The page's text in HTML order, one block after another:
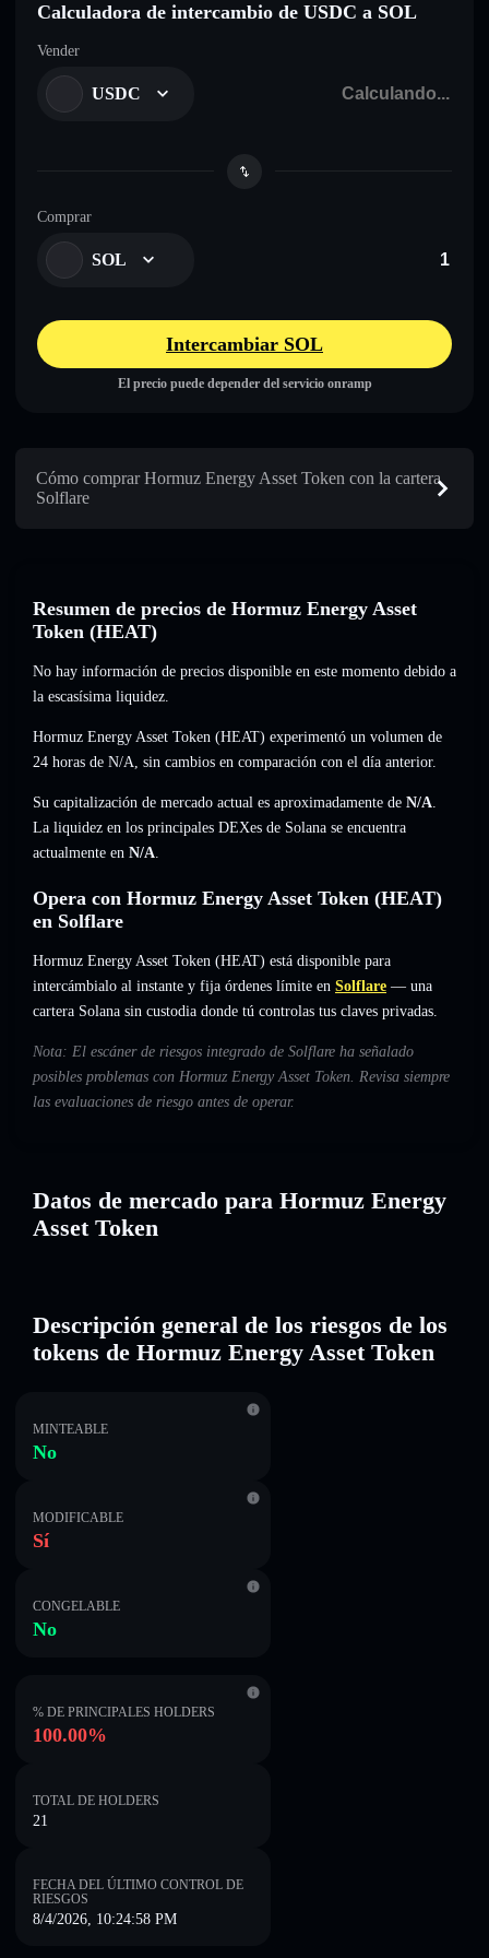
Calculadora de intercambio de USDC a SOL
Vender
USDC
Comprar
SOL
Intercambiar SOL
El precio puede depender del servicio onramp
Cómo comprar Hormuz Energy Asset Token con la cartera
Solflare
Resumen de precios de Hormuz Energy Asset
Token (HEAT)
No hay información de precios disponible en este momento debido a
la escasísima liquidez.
Hormuz Energy Asset Token (HEAT) experimentó un volumen de
24 horas de N/A, sin cambios en comparación con el día anterior.
Su capitalización de mercado actual es aproximadamente de N/A.
La liquidez en los principales DEXes de Solana se encuentra
actualmente en N/A.
Opera con Hormuz Energy Asset Token (HEAT)
en Solflare
Hormuz Energy Asset Token (HEAT) está disponible para
intercámbialo al instante y fija órdenes límite en Solflare — una
cartera Solana sin custodia donde tú controlas tus claves privadas.
Nota: El escáner de riesgos integrado de Solflare ha señalado
posibles problemas con Hormuz Energy Asset Token. Revisa siempre
las evaluaciones de riesgo antes de operar.
Datos de mercado para Hormuz Energy
Asset Token
Descripción general de los riesgos de los
tokens de Hormuz Energy Asset Token
MINTEABLE
No
MODIFICABLE
Sí
CONGELABLE
No
% DE PRINCIPALES HOLDERS
100.00%
TOTAL DE HOLDERS
21
FECHA DEL ÚLTIMO CONTROL DE
RIESGOS
8/4/2026, 10:24:58 PM